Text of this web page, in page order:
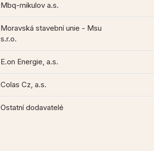
Mbq-mikulov a.s.
Moravská stavební unie - Msu
s.r.o.
E.on Energie, a.s.
Colas Cz, a.s.
Ostatní dodavatelé